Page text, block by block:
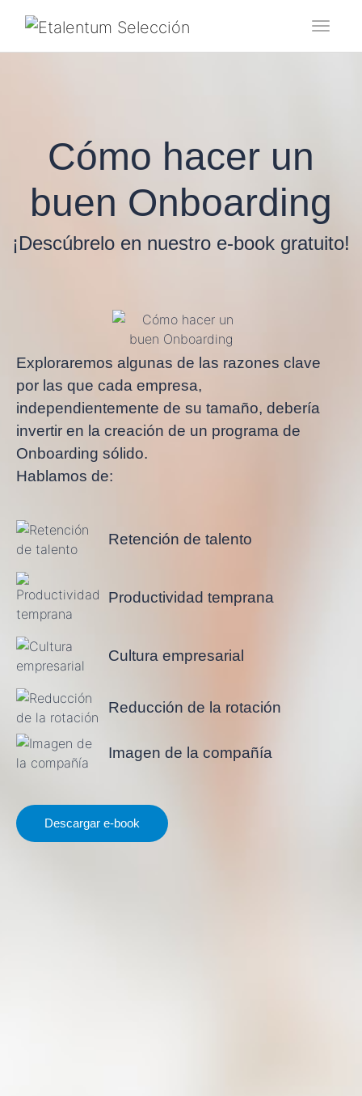
Cómo hacer un
buen Onboarding
¡Descúbrelo en nuestro e-book gratuito!
Exploraremos algunas de las razones clave
por las que cada empresa,
independientemente de su tamaño, debería
invertir en la creación de un programa de
Onboarding sólido.
Hablamos de:
Retención de talento
Productividad temprana
Cultura empresarial
Reducción de la rotación
Imagen de la compañía
Descargar e-book